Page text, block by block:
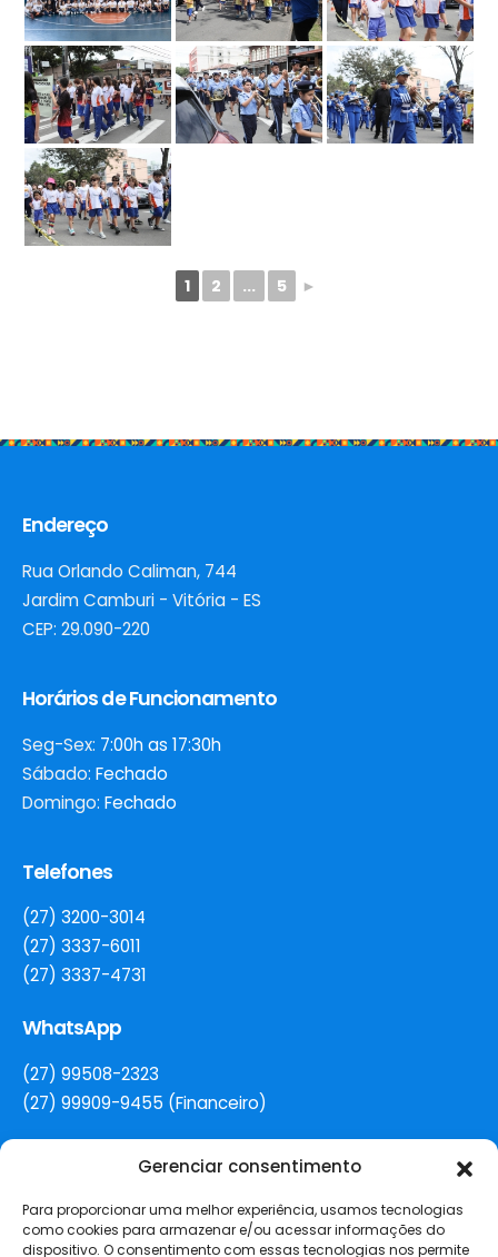
Gerenciar consentimento
Para proporcionar uma melhor experiência, usamos tecnologias
como cookies para armazenar e/ou acessar informações do
dispositivo. O consentimento com essas tecnologias nos permite
1 2 ... 5 ►
Endereço
Rua Orlando Caliman, 744
Jardim Camburi - Vitória - ES
CEP: 29.090-220
Horários de Funcionamento
Seg-Sex: 7:00h as 17:30h
Sábado: Fechado
Domingo: Fechado
Telefones
(27) 3200-3014
(27) 3337-6011
(27) 3337-4731
WhatsApp
(27) 99508-2323
(27) 99909-9455 (Financeiro)
secretaria@colegiorenovacao.g12.br